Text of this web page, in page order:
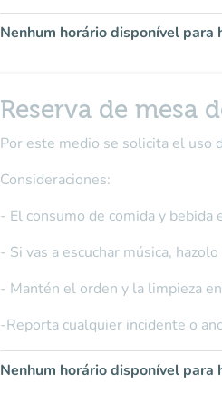
Nenhum horário disponível para
Reserva de mesa
Por este medio se solicita el uso
Consideraciones:
- El consumo de comida y bebida
- Si vas a escuchar música,
- Mantén el orden y la limpieza
-Reporta cualquier incidente o
Nenhum horário disponível para